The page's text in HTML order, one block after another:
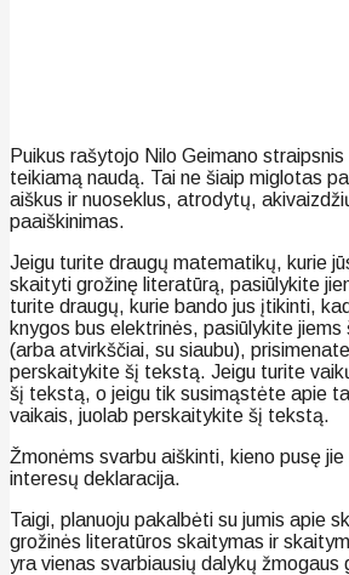
Puikus rašytojo Nilo Geimano
teikiamą naudą. Tai ne šiaip miglotas
aiškus ir nuoseklus, atrodytų,
paaiškinimas.
Jeigu turite draugų matematikų, kurie
skaityti grožinę literatūrą, pasiūlykite
turite draugų, kurie bando jus įtikinti,
knygos bus elektrinės, pasiūlykite
(arba atvirkščiai, su siaubu),
perskaitykite šį tekstą. Jeigu turite
šį tekstą, o jeigu tik susimąstėte apie
vaikais, juolab perskaitykite šį tekstą.
Žmonėms svarbu aiškinti, kieno pusę
interesų deklaracija.
Taigi, planuoju pakalbėti su jumis apie
grožinės literatūros skaitymas ir
yra vienas svarbiausių dalykų žmogaus